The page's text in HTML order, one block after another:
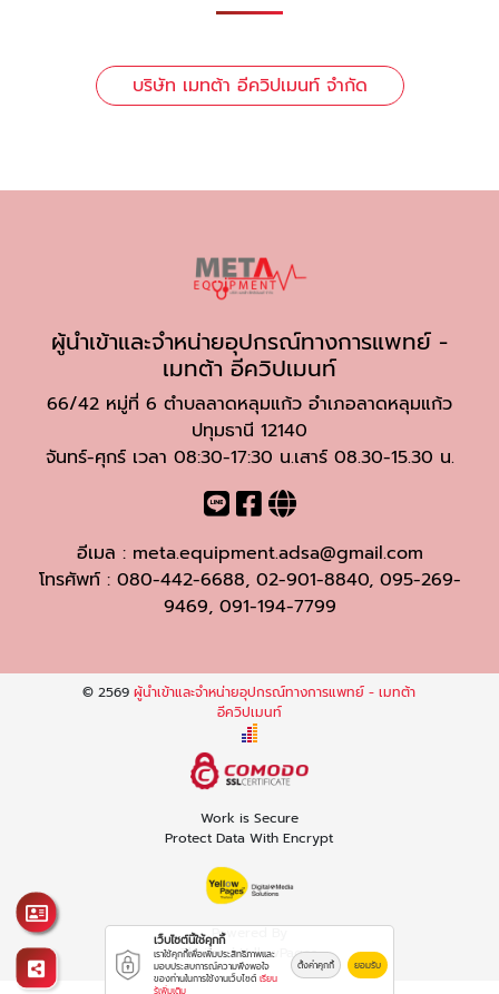
บริษัท เมทต้า อีควิปเมนท์ จำกัด
ผู้นำเข้าและจำหน่ายอุปกรณ์ทางการแพทย์ -
เมทต้า อีควิปเมนท์
66/42 หมู่ที่ 6 ตำบลลาดหลุมแก้ว อำเภอลาดหลุมแก้ว
ปทุมธานี 12140
จันทร์-ศุกร์ เวลา 08:30-17:30 น.เสาร์ 08.30-15.30 น.
อีเมล : meta.equipment.adsa@gmail.com
โทรศัพท์ : 080-442-6688, 02-901-8840, 095-269-
9469, 091-194-7799
© 2569ผู้นำเข้าและจำหน่ายอุปกรณ์ทางการแพทย์ - เมทต้า
อีควิปเมนท์
Work is Secure
Protect Data With Encrypt
Powered By
Thailand YellowPages
เว็บไซต์นี้ใช้คุกกี้
เราใช้คุกกี้เพื่อเพิ่มประสิทธิภาพและ
มอบประสบการณ์ความพึงพอใจ
ของท่านในการใช้งานเว็บไซต์ เรียน
รู้เพิ่มเติม
ตั้งค่าคุกกี้ ยอมรับ